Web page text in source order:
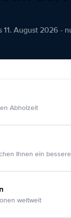
August 2026 -
Abholzeit
Ihnen ein
weltweit